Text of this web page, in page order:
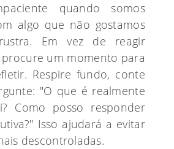
quando somos
algo que não gostamos
Em vez de reagir
um momento para
Respire fundo, conte
"O que é realmente
Como posso responder
Isso ajudará a evitar
descontroladas.